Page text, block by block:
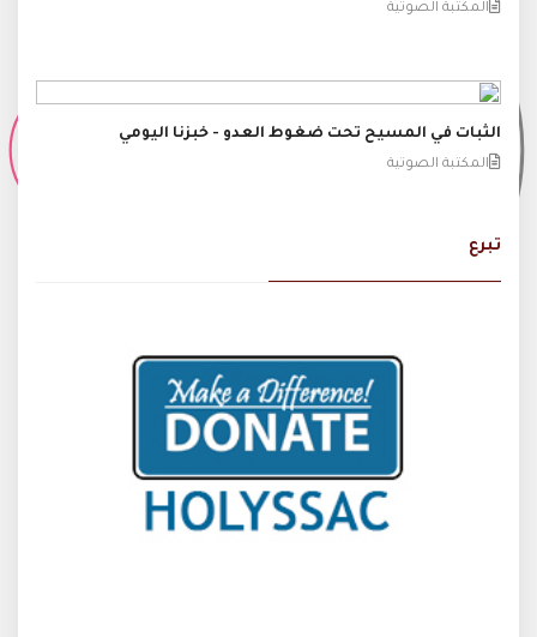
المكتبة الصوتية
الثبات في المسيح تحت ضغوط العدو - خبزنا اليومي
المكتبة الصوتية
تبرع